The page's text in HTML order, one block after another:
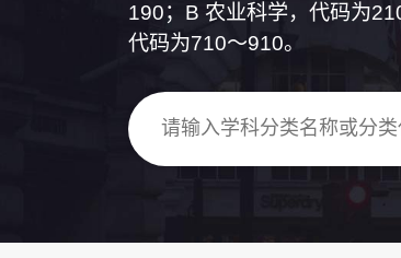
190；B 农业科学，代码为
代码为710～910。